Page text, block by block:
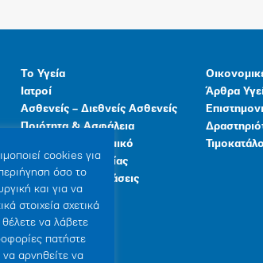
Το Υγεία
Ιατροί
Ασθενείς – Διεθνείς Ασθενείς
Ποιότητα & Ασφάλεια
Ανθρώπινο Δυναμικό
Προγράμματα Υγείας
Γενικές Εγκαταστάσεις
Άρθρα
cookies για
όσο το
και για να
στοιχεία σχετικά
να λάβετε
πατήστε
αρνηθείτε να